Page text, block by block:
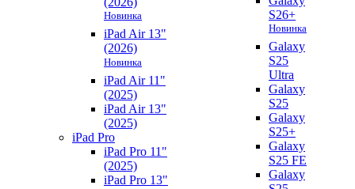
Новинка
iPad Air 13"
(2026)
Новинка
iPad Air 11"
(2025)
iPad Air 13"
(2025)
iPad Pro
iPad Pro 11"
(2025)
iPad Pro 13"
S26+
Новинка
Galaxy
S25
Ultra
Galaxy
S25
Galaxy
S25+
Galaxy
S25 FE
Galaxy